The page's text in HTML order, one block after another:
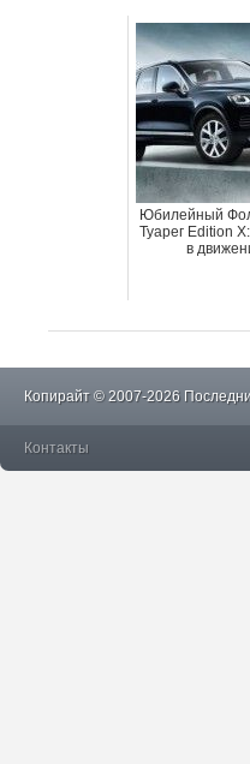
Юбилейный
Туарег Edition
в
Копирайт © 2007-2026
Контакты